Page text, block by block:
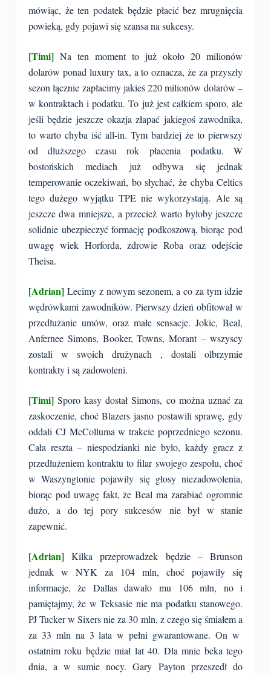
mówiąc, że ten podatek będzie płacić bez mrugnięcia
powieką, gdy pojawi się szansa na sukcesy.
[Timi] Na ten moment to już około 20 milionów
dolarów ponad luxury tax, a to oznacza, że za przyszły
sezon łącznie zapłacimy jakieś 220 milionów dolarów –
w kontraktach i podatku. To już jest całkiem sporo, ale
jeśli będzie jeszcze okazja złapać jakiegoś zawodnika,
to warto chyba iść all-in. Tym bardziej że to pierwszy
od dłuższego czasu rok płacenia podatku. W
bostońskich mediach już odbywa się jednak
temperowanie oczekiwań, bo słychać, że chyba Celtics
tego dużego wyjątku TPE nie wykorzystają. Ale są
jeszcze dwa mniejsze, a przecież warto byłoby jeszcze
solidnie ubezpieczyć formację podkoszową, biorąc pod
uwagę wiek Horforda, zdrowie Roba oraz odejście
Theisa.
[Adrian] Lecimy z nowym sezonem, a co za tym idzie
wędrówkami zawodników. Pierwszy dzień obfitował w
przedłużanie umów, oraz małe sensacje. Jokic, Beal,
Anfernee Simons, Booker, Towns, Morant – wszyscy
zostali w swoich drużynach , dostali olbrzymie
kontrakty i są zadowoleni.
[Timi] Sporo kasy dostał Simons, co można uznać za
zaskoczenie, choć Blazers jasno postawili sprawę, gdy
oddali CJ McColluma w trakcie poprzedniego sezonu.
Cała reszta – niespodzianki nie było, każdy gracz z
przedłużeniem kontraktu to filar swojego zespołu, choć
w Waszyngtonie pojawiły się głosy niezadowolenia,
biorąc pod uwagę fakt, że Beal ma zarabiać ogromnie
dużo, a do tej pory sukcesów nie był w stanie
zapewnić.
[Adrian]Kilka przeprowadzek będzie – Brunson
jednak w NYK za 104 mln, choć pojawiły się
informacje, że Dallas dawało mu 106 mln, no i
pamiętajmy, że w Teksasie nie ma podatku stanowego.
PJ Tucker w Sixers nie za 30 mln, z czego się śmiałem a
za 33 mln na 3 lata w pełni gwarantowane. On w
ostatnim roku będzie miał lat 40. Dla mnie beka tego
dnia, a w sumie nocy. Gary Payton przeszedł do